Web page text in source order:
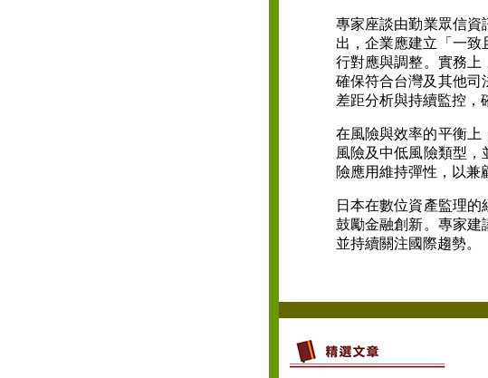
專家座談由勤業眾信資
出，企業應建立「一
行對應與調整。實務上
確保符合台灣及其他司
差距分析與持續監控，
在風險與效率的平衡上
風險及中低風險類型
險應用維持彈性，以兼
日本在數位資產監理
鼓勵金融創新。專家建
並持續關注國際趨勢。